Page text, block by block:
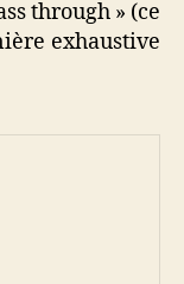
through » (ce
exhaustive